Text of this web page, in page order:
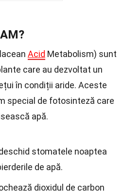
Acid Metabolism) sunt
care au dezvoltat un
în condiții aride. Aceste
special de fotosinteză care
apă.
stomatele noaptea
de apă.
dioxidul de carbon